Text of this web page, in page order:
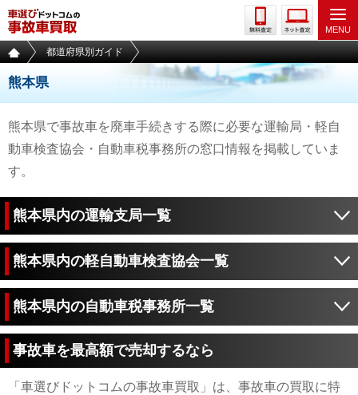
都道府県別ガイド
熊本県
熊本県で事故車を廃車手続きする際に必要な運輸局・軽自
動車検査協会・自動車税事務所の窓口情報を掲載していま
す。
熊本県内の運輸支局一覧
熊本県内の軽自動車検査協会一覧
熊本県内の自動車税事務所一覧
事故車を最高額で売却するなら
「車選びドットコムの事故車買取」は、事故車の買取に特